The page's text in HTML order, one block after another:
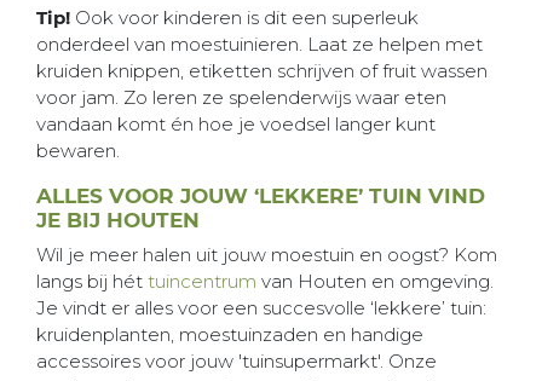
Tip! Ook voor kinderen is dit een superleuk
onderdeel van moestuinieren. Laat ze helpen met
kruiden knippen, etiketten schrijven of fruit wassen
voor jam. Zo leren ze spelenderwijs waar eten
vandaan komt én hoe je voedsel langer kunt
bewaren.
ALLES VOOR JOUW ‘LEKKERE’ TUIN VIND
JE BIJ HOUTEN
Wil je meer halen uit jouw moestuin en oogst? Kom
langs bij hét tuincentrum van Houten en omgeving.
Je vindt er alles voor een succesvolle ‘lekkere’ tuin:
kruidenplanten, moestuinzaden en handige
accessoires voor jouw 'tuinsupermarkt'. Onze